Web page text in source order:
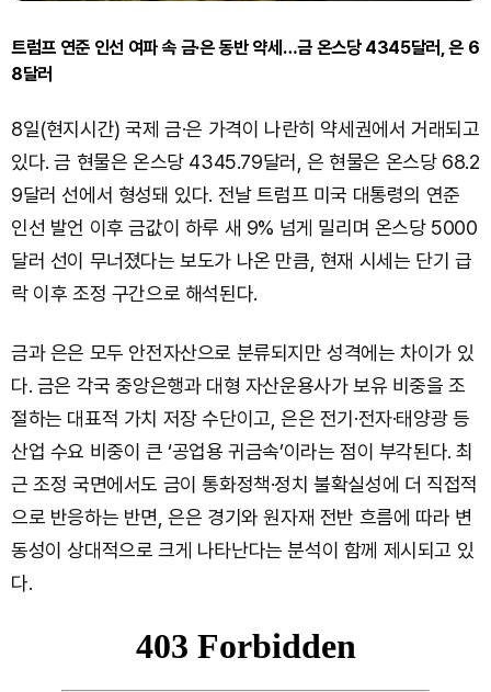
트럼프 연준 인선 여파 속 금·은 동반 약세…금 온스당 4345달러, 은 6
8달러
8일(현지시간) 국제 금·은 가격이 나란히 약세권에서 거래되고
있다. 금 현물은 온스당 4345.79달러, 은 현물은 온스당 68.2
9달러 선에서 형성돼 있다. 전날 트럼프 미국 대통령의 연준
인선 발언 이후 금값이 하루 새 9% 넘게 밀리며 온스당 5000
달러 선이 무너졌다는 보도가 나온 만큼, 현재 시세는 단기 급
락 이후 조정 구간으로 해석된다.
금과 은은 모두 안전자산으로 분류되지만 성격에는 차이가 있
다. 금은 각국 중앙은행과 대형 자산운용사가 보유 비중을 조
절하는 대표적 가치 저장 수단이고, 은은 전기·전자·태양광 등
산업 수요 비중이 큰 ‘공업용 귀금속’이라는 점이 부각된다. 최
근 조정 국면에서도 금이 통화정책·정치 불확실성에 더 직접적
으로 반응하는 반면, 은은 경기와 원자재 전반 흐름에 따라 변
동성이 상대적으로 크게 나타난다는 분석이 함께 제시되고 있
다.